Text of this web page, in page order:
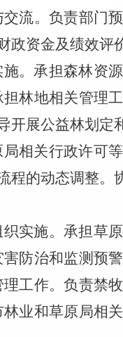
流。负责部门
资金及绩效评
。承担森林资
林地相关管理
展公益林划定
相关行政许可
的动态调整。
实施。承担草
防治和监测预
工作。负责禁
业和草原局相